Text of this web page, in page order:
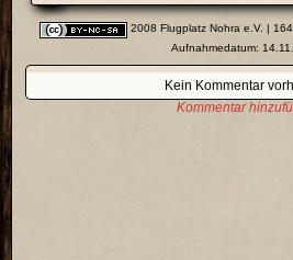
2008 Flugplatz Nohra e.V. |
Aufnahmedatum:
Kein Kommentar
Kommentar